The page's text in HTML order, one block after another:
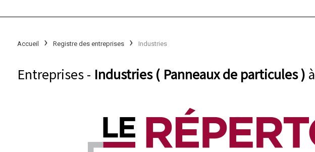
Accueil Registre des entreprises Industries
Entreprises - Industries ( Panneaux de particules ) à